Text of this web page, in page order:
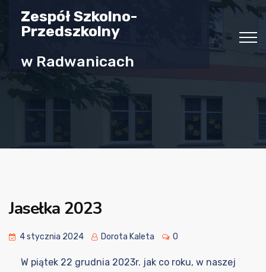
Zespół Szkolno-
Przedszkolny
w Radwanicach
Jasełka 2023
4 stycznia 2024 Dorota Kaleta 0
W piątek 22 grudnia 2023r. jak co roku, w naszej